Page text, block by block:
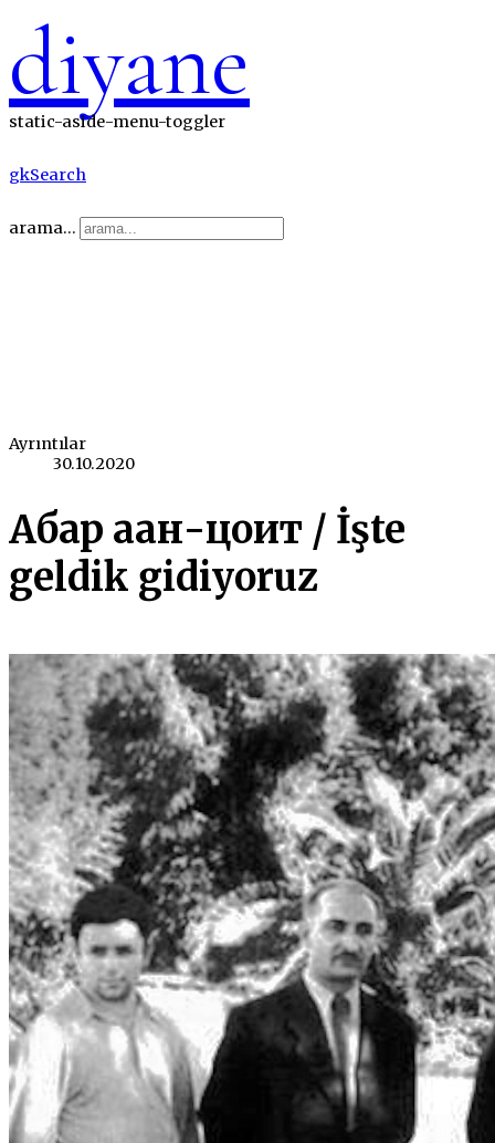
diyane
static-aside-menu-toggler
gkSearch
arama...
Ayrıntılar
30.10.2020
Абар ҳаан-ҳцоит / İşte
geldik gidiyoruz